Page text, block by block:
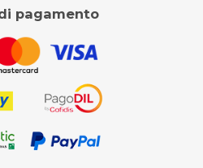
pagamento